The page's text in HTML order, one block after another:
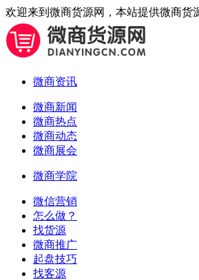
欢迎来到微商货源网，本站提供微商货
微商资讯
微商新闻
微商热点
微商动态
微商展会
微商学院
微信营销
怎么做？
找货源
微商推广
起盘技巧
找客源